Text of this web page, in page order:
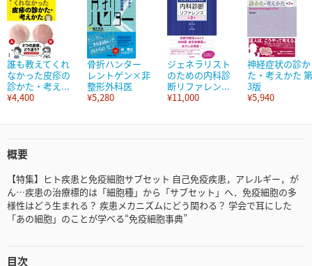
誰も教えてくれ
なかった皮疹の
診かた・考え...
¥4,400
骨折ハンター
レントゲン×非
整形外科医
¥5,280
ジェネラリスト
のための内科診
断リファレン...
¥11,000
神経症状の診か
た・考えかた 第
3版
¥5,940
概要
【特集】ヒト疾患と免疫細胞サブセット 自己免疫疾患，アレルギー，が
ん…疾患の治療標的は「細胞種」から「サブセット」へ．免疫細胞の多
様性はどう生まれる？ 疾患メカニズムにどう関わる？ 学会で耳にした
「あの細胞」のことが学べる“免疫細胞事典”
目次